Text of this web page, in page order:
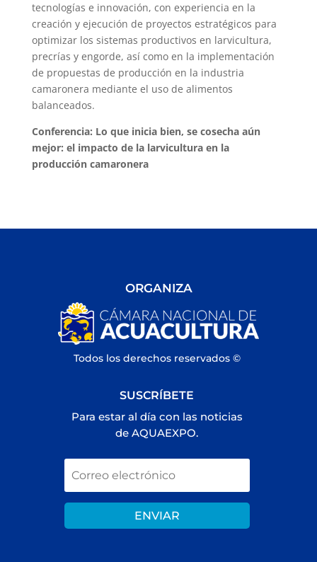
tecnologías e innovación, con experiencia en la
creación y ejecución de proyectos estratégicos para
optimizar los sistemas productivos en larvicultura,
precrías y engorde, así como en la implementación
de propuestas de producción en la industria
camaronera mediante el uso de alimentos
balanceados.
Conferencia: Lo que inicia bien, se cosecha aún
mejor: el impacto de la larvicultura en la
producción camaronera
ORGANIZA
Todos los derechos reservados ©
SUSCRÍBETE
Para estar al día con las noticias
de AQUAEXPO.
ENVIAR